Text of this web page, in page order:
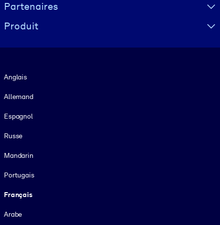
Partenaires
Produit
Anglais
Allemand
Espagnol
Russe
Mandarin
Portugais
Français
Arabe